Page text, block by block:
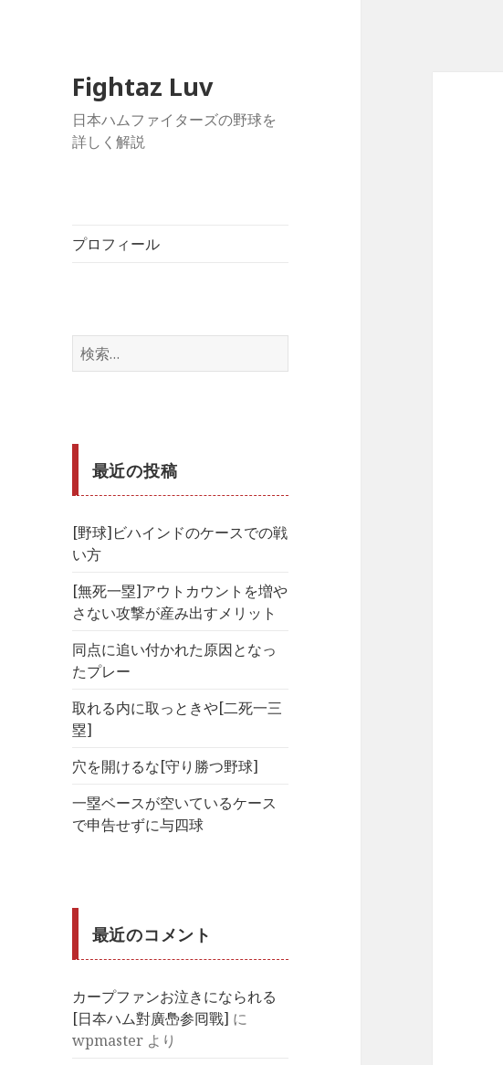
Fightaz Luv
日本ハムファイターズの野球を
詳しく解説
プロフィール
検
索:
最近の投稿
[野球]ビハインドのケースでの戦
い方
[無死一塁]アウトカウントを増や
さない攻撃が産み出すメリット
同点に追い付かれた原因となっ
たプレー
取れる内に取っときや[二死一三
塁]
穴を開けるな[守り勝つ野球]
一塁ベースが空いているケース
で申告せずに与四球
最近のコメント
カープファンお泣きになられる
[日夲ハム對廣㠀参囘戰] に
wpmaster より